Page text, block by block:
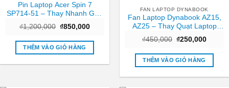
Pin Laptop Acer Spin 7
SP714-51 – Thay Nhanh Gần
₫1,200,000 Giá
là:
₫1,200,000.
₫850,000Giá
tại
₫850,000.
THÊM VÀO GIỎ HÀNG
FAN LAPTOP DYNABOOK
Fan Laptop Dynabook AZ15,
AZ25 – Thay Quạt Laptop
Tốt
₫450,000 Giá
là:
₫450,000.
₫250,000Giá
tại
THÊM VÀO GIỎ HÀNG